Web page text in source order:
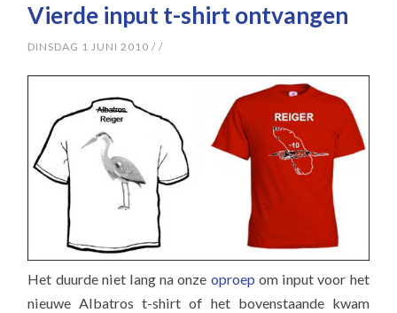
Vierde input t-shirt ontvangen
DINSDAG 1 JUNI 2010 //
Het duurde niet lang na onze oproep om input voor het
nieuwe Albatros t-shirt of het bovenstaande kwam